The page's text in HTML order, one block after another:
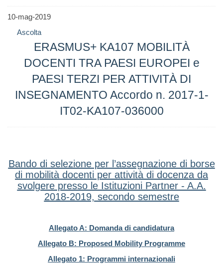
10-mag-2019
Ascolta
ERASMUS+ KA107 MOBILITÀ
DOCENTI TRA PAESI EUROPEI e
PAESI TERZI PER ATTIVITÀ DI
INSEGNAMENTO Accordo n. 2017-1-
IT02-KA107-036000
Bando di selezione per l’assegnazione di borse
di mobilità docenti per attività di docenza da
svolgere presso le Istituzioni Partner - A.A.
2018-2019, secondo semestre
Allegato A: Domanda di candidatura
Allegato B: Proposed Mobility Programme
Allegato 1: Programmi internazionali